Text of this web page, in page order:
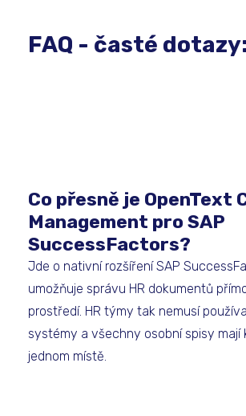
FAQ - časté dotazy:
Co přesně je OpenText
Management pro SAP
SuccessFactors?
Jde o nativní rozšíření SAP
umožňuje správu HR dokumentů
prostředí. HR týmy tak nemusí
systémy a všechny osobní spisy mají
jednom místě.